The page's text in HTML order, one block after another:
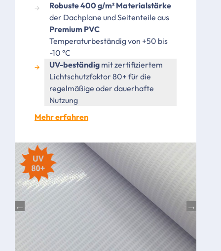
Robuste 400 g/m² Materialstärke
der Dachplane und Seitenteile aus
Premium PVC
Temperaturbeständig von +50 bis
-10 °C
UV-beständig mit zertifiziertem
Lichtschutzfaktor 80+ für die
regelmäßige oder dauerhafte
Nutzung
Mehr erfahren